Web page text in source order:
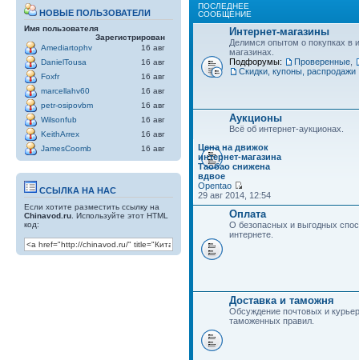
НОВЫЕ ПОЛЬЗОВАТЕЛИ
Имя пользователя
Зарегистрирован
Amediartophv
16 авг
DanielTousa
16 авг
Foxfr
16 авг
marcellahv60
16 авг
petr-osipovbm
16 авг
Wilsonfub
16 авг
KeithArrex
16 авг
JamesCoomb
16 авг
ССЫЛКА НА НАС
Если хотите разместить ссылку на
Chinavod.ru . Используйте этот HTML
код:
ПОСЛЕДНЕЕ
СООБЩЕНИЕ
Интернет-магазины
Делимся опытом о покупках в
магазинах.
Подфорумы:
Проверенные
Скидки, купоны, распродажи
Аукционы
Всё об интернет-аукционах.
Цена на движок
интернет-магазина
Таобао снижена
вдвое
Opentao
29 авг 2014, 12:54
Оплата
О безопасных и выгодных
интернете.
Доставка и таможня
Обсуждение почтовых и
таможенных правил.